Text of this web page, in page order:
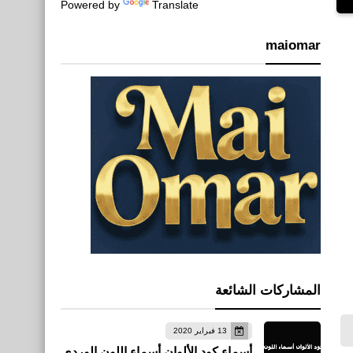
Powered by Translate
maiomar
المشاركات الشائعة
13 فبراير 2020